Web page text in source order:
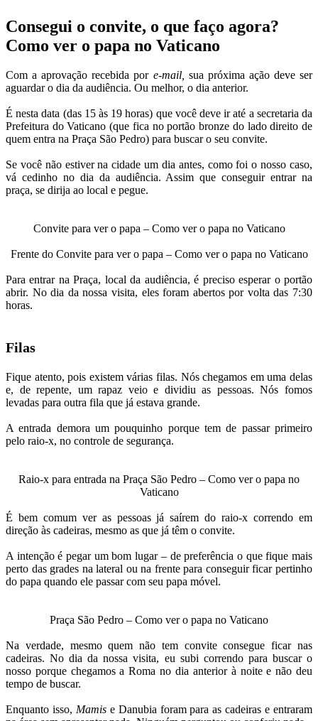
Consegui o convite, o que faço agora?
Como ver o papa no Vaticano
Com a aprovação recebida por e-mail, sua próxima ação deve ser
aguardar o dia da audiência. Ou melhor, o dia anterior.
É nesta data (das 15 às 19 horas) que você deve ir até a secretaria da
Prefeitura do Vaticano (que fica no portão bronze do lado direito de
quem entra na Praça São Pedro) para buscar o seu convite.
Se você não estiver na cidade um dia antes, como foi o nosso caso,
vá cedinho no dia da audiência. Assim que conseguir entrar na
praça, se dirija ao local e pegue.
Convite para ver o papa – Como ver o papa no Vaticano
Frente do Convite para ver o papa – Como ver o papa no Vaticano
Para entrar na Praça, local da audiência, é preciso esperar o portão
abrir. No dia da nossa visita, eles foram abertos por volta das 7:30
horas.
Filas
Fique atento, pois existem várias filas. Nós chegamos em uma delas
e, de repente, um rapaz veio e dividiu as pessoas. Nós fomos
levadas para outra fila que já estava grande.
A entrada demora um pouquinho porque tem de passar primeiro
pelo raio-x, no controle de segurança.
Raio-x para entrada na Praça São Pedro – Como ver o papa no
Vaticano
É bem comum ver as pessoas já saírem do raio-x correndo em
direção às cadeiras, mesmo as que já têm o convite.
A intenção é pegar um bom lugar – de preferência o que fique mais
perto das grades na lateral ou na frente para conseguir ficar pertinho
do papa quando ele passar com seu papa móvel.
Praça São Pedro – Como ver o papa no Vaticano
Na verdade, mesmo quem não tem convite consegue ficar nas
cadeiras. No dia da nossa visita, eu subi correndo para buscar o
nosso porque chegamos a Roma no dia anterior à noite e não deu
tempo de buscar.
Enquanto isso, Mamis e Danubia foram para as cadeiras e entraram